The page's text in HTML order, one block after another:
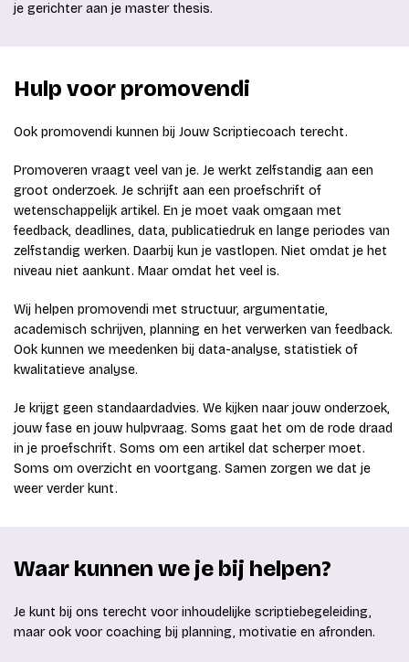
je gerichter aan je master thesis.
Hulp voor promovendi
Ook promovendi kunnen bij Jouw Scriptiecoach terecht.
Promoveren vraagt veel van je. Je werkt zelfstandig aan een
groot onderzoek. Je schrijft aan een proefschrift of
wetenschappelijk artikel. En je moet vaak omgaan met
feedback, deadlines, data, publicatiedruk en lange periodes van
zelfstandig werken. Daarbij kun je vastlopen. Niet omdat je het
niveau niet aankunt. Maar omdat het veel is.
Wij helpen promovendi met structuur, argumentatie,
academisch schrijven, planning en het verwerken van feedback.
Ook kunnen we meedenken bij data-analyse, statistiek of
kwalitatieve analyse.
Je krijgt geen standaardadvies. We kijken naar jouw onderzoek,
jouw fase en jouw hulpvraag. Soms gaat het om de rode draad
in je proefschrift. Soms om een artikel dat scherper moet.
Soms om overzicht en voortgang. Samen zorgen we dat je
weer verder kunt.
Waar kunnen we je bij helpen?
Je kunt bij ons terecht voor inhoudelijke scriptiebegeleiding,
maar ook voor coaching bij planning, motivatie en afronden.